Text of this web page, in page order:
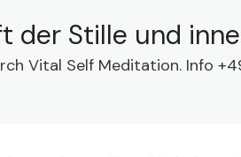
der Stille und
Vital Self Meditation. Info